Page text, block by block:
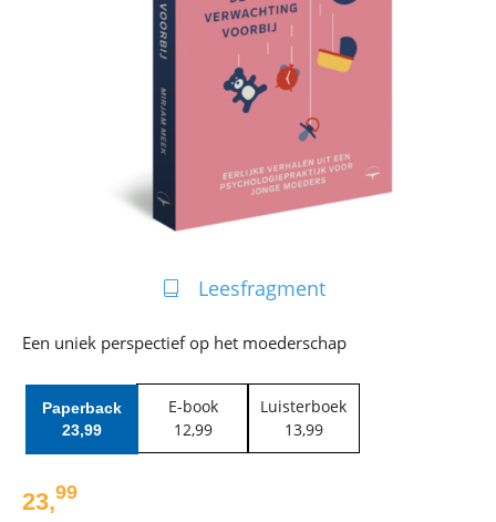
Een uniek perspectief op het moederschap
Paperback
23,99
E-book
12,99
Luisterboek
13,99
Paperback:
23,99
Leesfragment